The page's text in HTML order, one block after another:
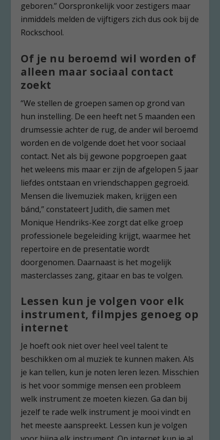
geboren.” Oorspronkelijk voor zestigers maar
inmiddels melden de vijftigers zich dus ook bij de
Rockschool.
Of je nu beroemd wil worden of
alleen maar sociaal contact
zoekt
“We stellen de groepen samen op grond van
hun instelling. De een heeft net 5 maanden een
drumsessie achter de rug, de ander wil beroemd
worden en de volgende doet het voor sociaal
contact. Net als bij gewone popgroepen gaat
het weleens mis maar er zijn de afgelopen 5 jaar
liefdes ontstaan en vriendschappen gegroeid.
Mensen die livemuziek maken, krijgen een
bánd,” constateert Judith, die samen met
Monique Hendriks-Kee zorgt dat elke groep
professionele begeleiding krijgt, waarmee het
repertoire en de presentatie wordt
doorgenomen. Daarnaast is het mogelijk
masterclasses zang, gitaar en bas te volgen.
Lessen kun je volgen voor elk
instrument, filmpjes genoeg op
internet
Je hoeft ook niet over heel veel talent te
beschikken om al muziek te kunnen maken. Als
je kan tellen, kun je noten leren lezen. Misschien
is het voor sommige mensen een probleem
welk instrument ze moeten kiezen. Ga dan bij
jezelf te rade welk instrument je mooi vindt en
het meeste aanspreekt. Lessen kun je volgen